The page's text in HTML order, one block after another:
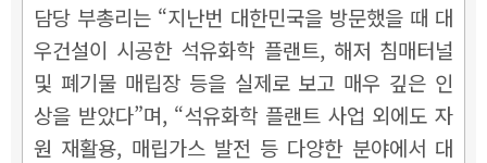
담당 부총리는 “지난번 대한민국을 방문했을 때 대
우건설이 시공한 석유화학 플랜트, 해저 침매터널
및 폐기물 매립장 등을 실제로 보고 매우 깊은 인
상을 받았다”며, “석유화학 플랜트 사업 외에도 자
원 재활용, 매립가스 발전 등 다양한 분야에서 대